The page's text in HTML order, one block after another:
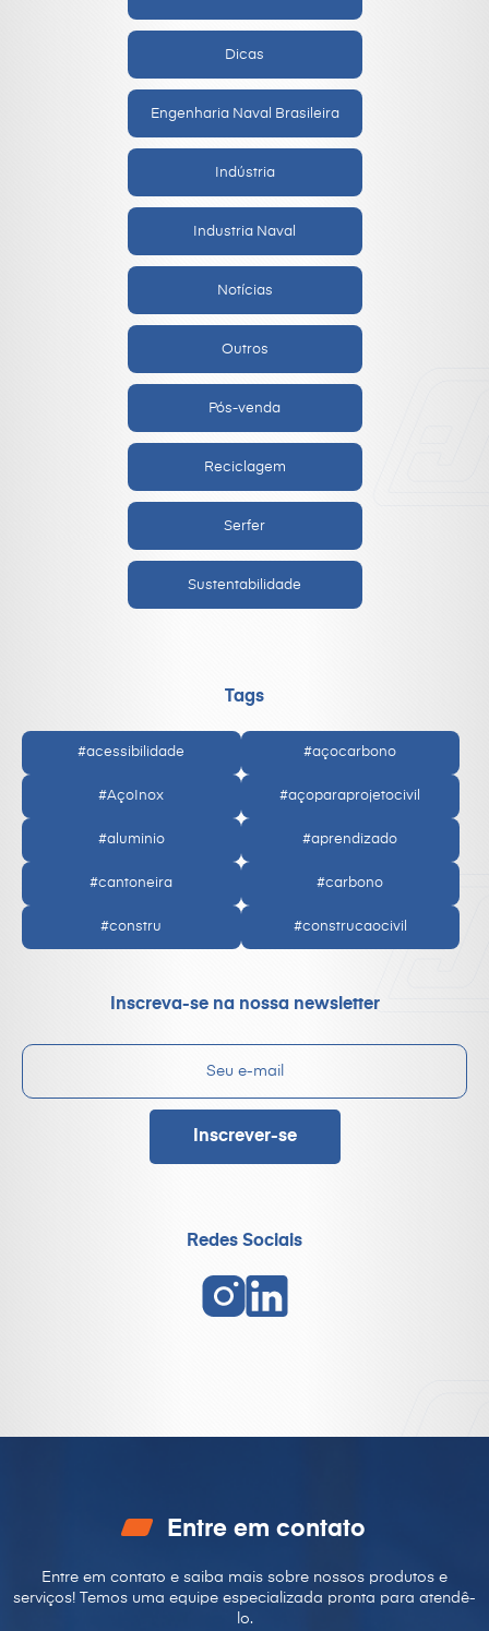
Dicas
Engenharia Naval Brasileira
Indústria
Industria Naval
Notícias
Outros
Pós-venda
Reciclagem
Serfer
Sustentabilidade
Tags
#acessibilidade #açocarbono
#AçoInox #açoparaprojetocivil
#aluminio #aprendizado
#cantoneira #carbono
#constru #construcaocivil
Inscreva-se na nossa newsletter
Redes Sociais
Entre em contato
Entre em contato e saiba mais sobre nossos produtos e
serviços! Temos uma equipe especializada pronta para atendê-
lo.